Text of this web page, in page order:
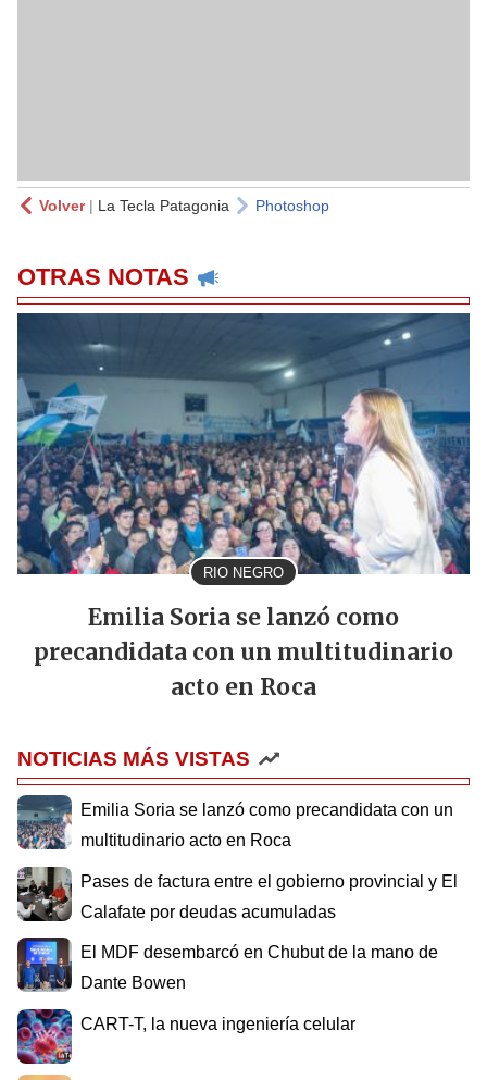
Volver| La Tecla Patagonia Photoshop
OTRAS NOTAS
RIO NEGRO
Emilia Soria se lanzó como
precandidata con un multitudinario
acto en Roca
NOTICIAS MÁS VISTAS
Emilia Soria se lanzó como precandidata con un
multitudinario acto en Roca
Pases de factura entre el gobierno provincial y El
Calafate por deudas acumuladas
El MDF desembarcó en Chubut de la mano de
Dante Bowen
CART-T, la nueva ingeniería celular